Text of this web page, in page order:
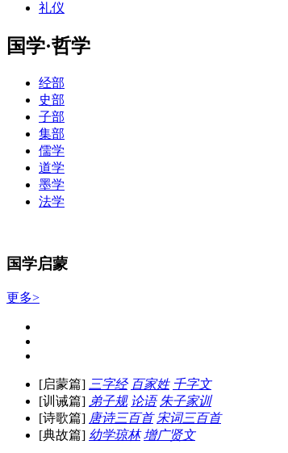
礼仪
国学·哲学
经部
史部
子部
集部
儒学
道学
墨学
法学
国学启蒙
更多>
[启蒙篇] 三字经 百家姓 千字文
[训诫篇] 弟子规 论语 朱子家训
[诗歌篇] 唐诗三百首 宋词三百首
[典故篇] 幼学琼林 增广贤文